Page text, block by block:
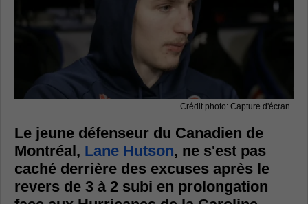
Crédit photo: Capture d'écran
Le jeune défenseur du Canadien de
Montréal, Lane Hutson, ne s'est pas
caché derrière des excuses après le
revers de 3 à 2 subi en prolongation